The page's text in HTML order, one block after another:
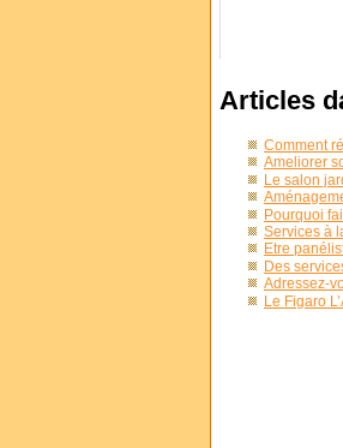
Articles
Comment
Ameliorer
Le salon
Pourquoi
Services à
Etre
Des
Adressez-
Le Figaro